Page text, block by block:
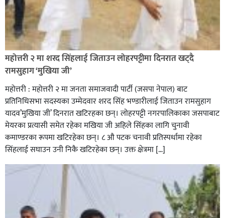
रक्तदान सेवामा जिल्लामै दोस्रो स्थान ल्याएकोमा जनमत नेताद्वय
रेडक्रस सिराहा द्वारा सम्मानित
सिराहाको औरहीमा जेन-जी भेला सम्पन्न
महोत्तरी २ मा शरद सिंहलाई जिताउन लोहरपट्टीमा दिनरात खट्दै
रामसुहाग ‘मुखिया जी’
महोत्तरी : महोत्तरी २ मा जनता समाजवादी पार्टी (जसपा नेपाल) बाट
प्रतिनिधिसभा सदस्यका उम्मेदवार शरद सिंह भण्डारीलाई जिताउन रामसुहाग
यादव’मुखिया जी’ दिनरात खटिरहका छन्। लोहरपट्टी नगरपालिकाका जसपाबाट
मेयरका प्रत्यासी समेत रहेका मखिया जी अहिले सिंहका लागि चुनावी
कमाण्डरका रूपमा खटिरहेका छन्। ८ औ पटक चनावी प्रतिस्पर्धामा रहेका
सिंहलाई सघाउन उनी निकै खटिरहेका छन्। उक्त क्षेत्रमा […]